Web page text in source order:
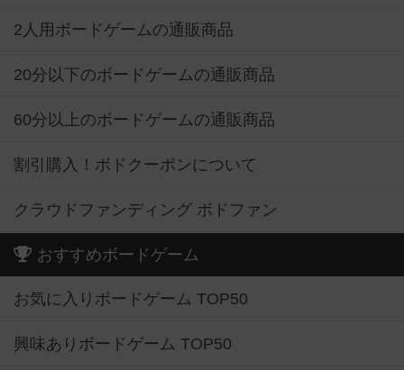
2人用ボードゲームの通販商品
20分以下のボードゲームの通販商品
60分以上のボードゲームの通販商品
割引購入！ボドクーポンについて
クラウドファンディング ボドファン
おすすめボードゲーム
お気に入りボードゲーム TOP50
興味ありボードゲーム TOP50